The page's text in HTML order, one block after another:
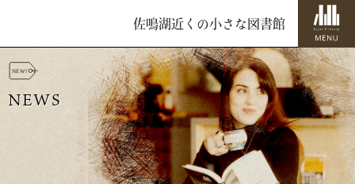
佐鳴湖近くの小さな図書館
NEWS